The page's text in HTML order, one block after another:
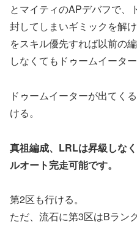
とマイティのAPデバフで、
封してしまいギミックを解
をスキル優先すれば以前の
しなくてもドゥームイータ
ドゥームイーターが出てく
ける。
真祖編成、LRLは昇級しな
ルオート完走可能です。
第2区も行ける。
ただ、流石に第3区はBラ